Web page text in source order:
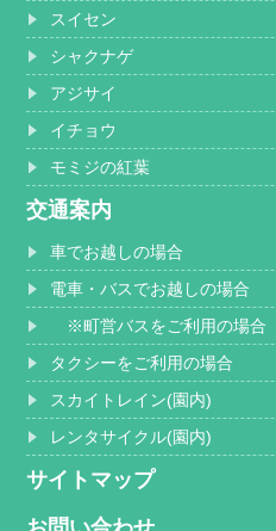
スイセン
シャクナゲ
アジサイ
イチョウ
モミジの紅葉
交通案内
車でお越しの場合
電車・バスでお越しの場合
※町営バスをご利用の場合
タクシーをご利用の場合
スカイトレイン(園内)
レンタサイクル(園内)
サイトマップ